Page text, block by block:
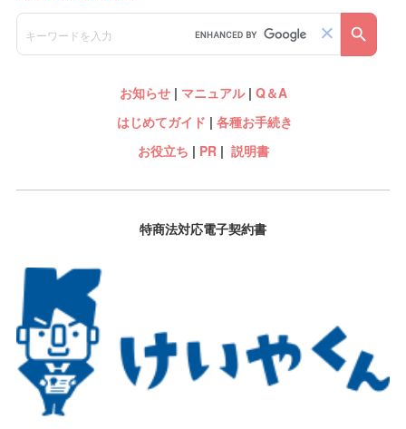
お知らせ| マニュアル| Q＆A
はじめてガイド | 各種お手続き
お役立ち | PR| 説明書
特商法対応電子契約書